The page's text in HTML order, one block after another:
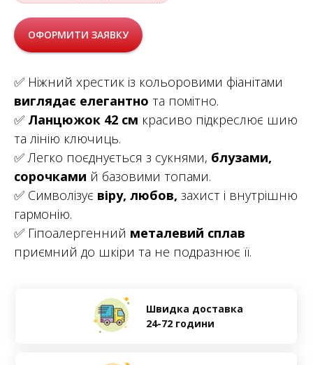
ОФОРМИТИ ЗАЯВКУ
✅ Ніжний хрестик із кольоровими фіанітами
виглядає елегантно та помітно.
✅ Ланцюжок 42 см красиво підкреслює шию
та лінію ключиць.
✅ Легко поєднується з сукнями, блузами,
сорочками й базовими топами.
✅ Символізує віру, любов, захист і внутрішню
гармонію.
✅ Гіпоалергенний металевий сплав
приємний до шкіри та не подразнює її.
Швидка доставка
24-72 години